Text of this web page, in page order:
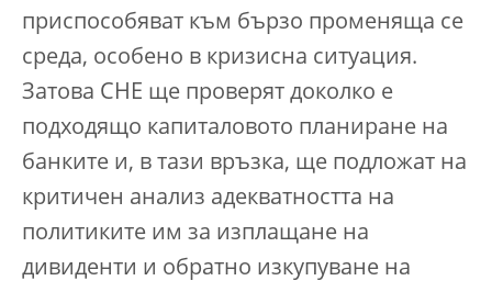
приспособяват към бързо променяща се
среда, особено в кризисна ситуация.
Затова СНЕ ще проверят доколко е
подходящо капиталовото планиране на
банките и, в тази връзка, ще подложат на
критичен анализ адекватността на
политиките им за изплащане на
дивиденти и обратно изкупуване на